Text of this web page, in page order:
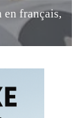
en français,